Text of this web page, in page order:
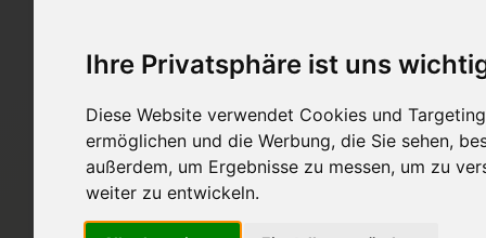
Ihre Privatsphäre ist uns
Diese Website verwendet Cookies und
ermöglichen und die Werbung, die Sie sehen,
außerdem, um Ergebnisse zu messen, um zu
weiter zu entwickeln.
Startseite Sonstiges
Note 1 - inkl. Anmerkungen
Ich biete hier meine selbst
genannte ESA an. Diese
bewertet. Bitte verwenden